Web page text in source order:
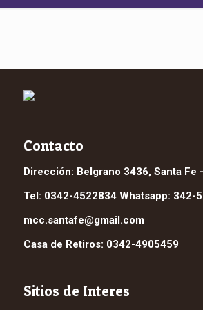
Contacto
Dirección: Belgrano 3436, Santa Fe
Tel: 0342-4522834 Whatsapp: 342-
mcc.santafe@gmail.com
Casa de Retiros: 0342-4905459
Sitios de Interes